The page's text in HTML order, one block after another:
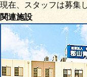
現在、スタッフは募集
関連施設